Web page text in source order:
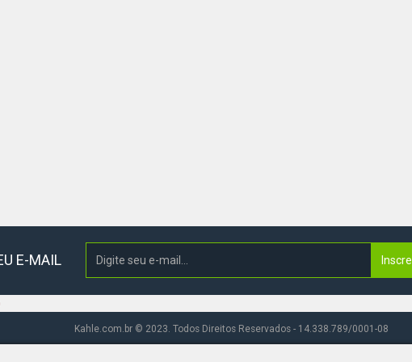
E-MAIL
Kahle.com.br © 2023. Todos Direitos Reservados - 14.338.789/0001-08